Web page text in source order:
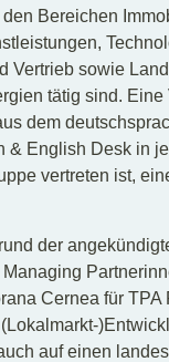
Bereichen
Vertrieb sowie
tätig sind.
dem
& English Desk in
vertreten ist,
der
Cernea für TPA
auf einen